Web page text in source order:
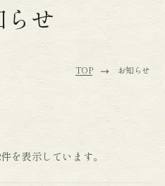
らせ
TOP お知らせ
を表示しています。